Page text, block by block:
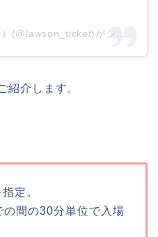
ローチケ（ローソンチケット）(@lawson_ticket)がシェアした投稿
紹介します。
定。
間の30分単位で入場